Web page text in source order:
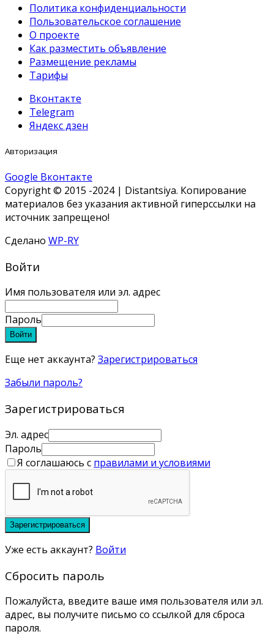
Политика конфиденциальности
Пользовательское соглашение
О проекте
Как разместить объявление
Размещение рекламы
Тарифы
Вконтакте
Telegram
Яндекс дзен
Авторизация
Google Вконтакте
Copyright © 2015 -2024 | Distantsiya. Копирование
материалов без указания активной гиперссылки на
источник запрещено!
Сделано WP-RY
Войти
Имя пользователя или эл. адрес
Пароль
Войти
Еще нет аккаунта? Зарегистрироваться
Забыли пароль?
Зарегистрироваться
Эл. адрес
Пароль
Я соглашаюсь с правилами и условиями
Зарегистрироваться
Уже есть аккаунт? Войти
Сбросить пароль
Пожалуйста, введите ваше имя пользователя или эл.
адрес, вы получите письмо со ссылкой для сброса
пароля.